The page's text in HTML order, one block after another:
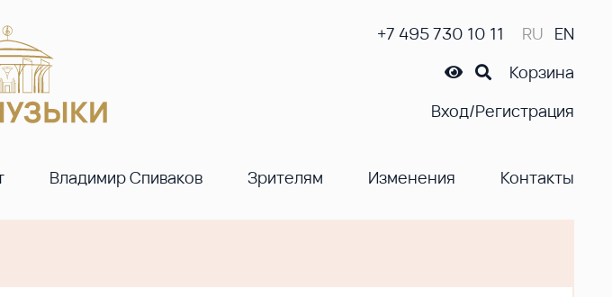
+7 495 730 10 11 RU EN
Корзина
Вход/Регистрация
Владимир Спиваков Зрителям Изменения Контакты